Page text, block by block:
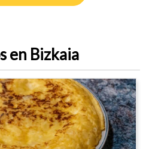
en Bizkaia